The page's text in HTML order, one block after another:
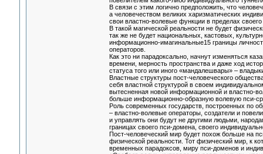
В связи с этим логично предположить, что
а человечеством великих харизматических
свои властно-волевые функции в пределах
В такой магической реальности не будет
так же не будет национальных, кастовых,
информационно-имагинальные15 границы
операторов.
Как это ни парадоксально, начнут изменяться
времени, мерность пространства и даже ход
статуса того или иного «мандалешвары» –
Властные структуры пост-человеческого
себя властной структурой в своем
вытесненная новой информационной и властно-
больше информационно-образную волевую пси-
Роль современных государств, построенных по
– властно-волевые операторы, создатели и
и управлять они будут не другими людьми,
границах своего пси-домена, своего
Пост-человеческий мир будет похож больше на
физической реальности. Тот физический мир, к
временных парадоксов, миру пси-доменов и